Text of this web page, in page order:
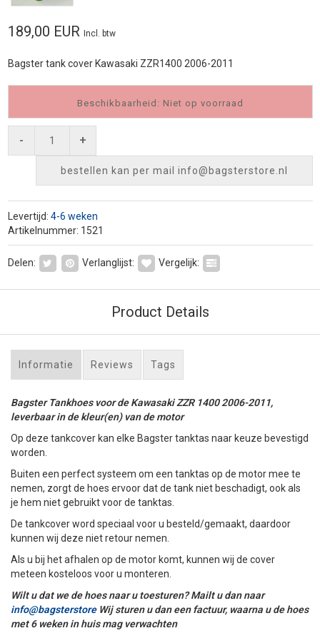
189,00 EUR Incl. btw
Bagster tank cover Kawasaki ZZR1400 2006-2011
Beschikbaarheid: Niet op voorraad
- +
bestellen kan per mail info@bagsterstore.nl
Levertijd: 4-6 weken
Artikelnummer: 1521
Delen: Verlanglijst: Vergelijk:
Product Details
Informatie Reviews Tags
Bagster Tankhoes voor de Kawasaki ZZR 1400 2006-2011,
leverbaar in de kleur(en) van de motor
Op deze tankcover kan elke Bagster tanktas naar keuze bevestigd
worden.
Buiten een perfect systeem om een tanktas op de motor mee te
nemen, zorgt de hoes ervoor dat de tank niet beschadigt, ook als
je hem niet gebruikt voor de tanktas.
De tankcover word speciaal voor u besteld/gemaakt, daardoor
kunnen wij deze niet retour nemen.
Als u bij het afhalen op de motor komt, kunnen wij de cover
meteen kosteloos voor u monteren.
Wilt u dat we de hoes naar u toesturen? Mailt u dan naar
info@bagsterstoreWij sturen u dan een factuur, waarna u de hoes
met 6 weken in huis mag verwachten